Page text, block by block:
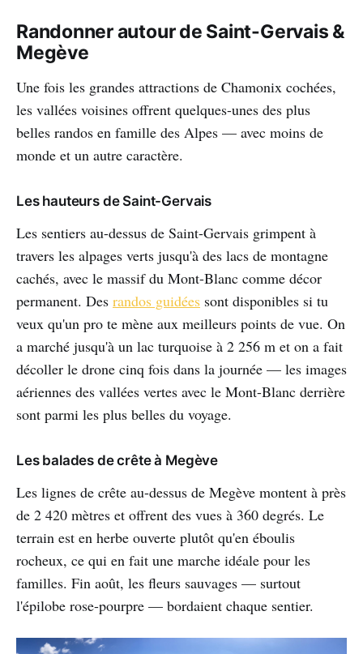
Randonner autour de Saint-Gervais &
Megève
Une fois les grandes attractions de Chamonix cochées,
les vallées voisines offrent quelques-unes des plus
belles randos en famille des Alpes — avec moins de
monde et un autre caractère.
Les hauteurs de Saint-Gervais
Les sentiers au-dessus de Saint-Gervais grimpent à
travers les alpages verts jusqu'à des lacs de montagne
cachés, avec le massif du Mont-Blanc comme décor
permanent. Des randos guidées sont disponibles si tu
veux qu'un pro te mène aux meilleurs points de vue. On
a marché jusqu'à un lac turquoise à 2 256 m et on a fait
décoller le drone cinq fois dans la journée — les images
aériennes des vallées vertes avec le Mont-Blanc derrière
sont parmi les plus belles du voyage.
Les balades de crête à Megève
Les lignes de crête au-dessus de Megève montent à près
de 2 420 mètres et offrent des vues à 360 degrés. Le
terrain est en herbe ouverte plutôt qu'en éboulis
rocheux, ce qui en fait une marche idéale pour les
familles. Fin août, les fleurs sauvages — surtout
l'épilobe rose-pourpre — bordaient chaque sentier.